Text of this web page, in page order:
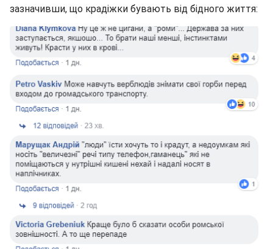
зазначивши, що крадіжки бувають від бідного життя: